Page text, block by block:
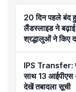
20 दिन पहले बंद
लैंडस्लाइड ने
श्रद्धालुओं ने किए
IPS Transfer:
साथ 13 आईपीएस
देखें तबादला सूची